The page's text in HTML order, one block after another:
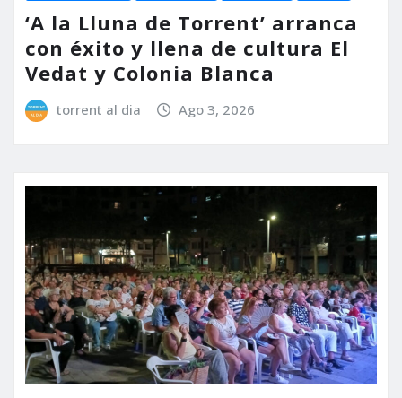
‘A la Lluna de Torrent’ arranca
con éxito y llena de cultura El
Vedat y Colonia Blanca
torrent al dia Ago 3, 2026